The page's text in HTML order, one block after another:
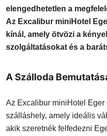
elengedhetetlen a
Az Excalibur miniHotel
kínál, amely ötvözi a
szolgáltatásokat és a
A Szálloda
Az Excalibur miniHotel
szálláshely, amely ideális
akik szeretnék felfedezni